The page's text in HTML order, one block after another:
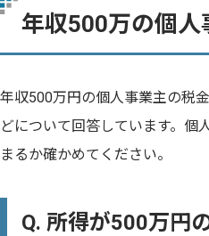
年収500万の個人
年収500万円の個人事業主の税
どについて回答しています。個
まるか確かめてください。
Q. 所得が500万円